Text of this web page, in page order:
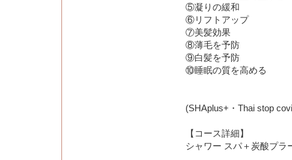
⑤凝りの緩和
⑥リフトアップ
⑦美髪効果
⑧薄毛を予防
⑨白髪を予防
⑩睡眠の質を高める
(SHAplus+・Thai stop
【コース詳細】
シャワー スパ＋炭酸プラ